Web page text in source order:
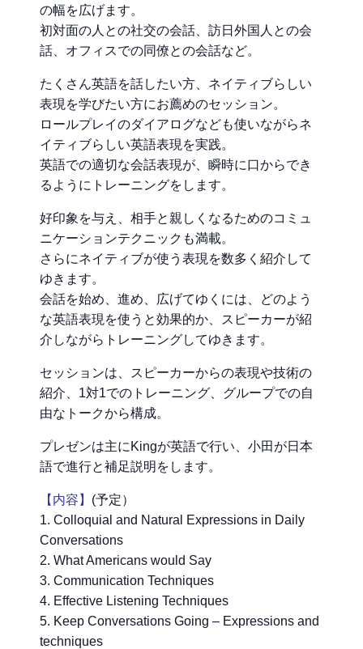
の幅を広げます。
初対面の人との社交の会話、訪日外国人との会
話、オフィスでの同僚との会話など。
たくさん英語を話したい方、ネイティブらしい
表現を学びたい方にお薦めのセッション。
ロールプレイのダイアログなども使いながらネ
イティブらしい英語表現を実践。
英語での適切な会話表現が、瞬時に口からでき
るようにトレーニングをします。
好印象を与え、相手と親しくなるためのコミュ
ニケーションテクニックも満載。
さらにネイティブが使う表現を数多く紹介して
ゆきます。
会話を始め、進め、広げてゆくには、どのよう
な英語表現を使うと効果的か、スピーカーが紹
介しながらトレーニングしてゆきます。
セッションは、スピーカーからの表現や技術の
紹介、1対1でのトレーニング、グループでの自
由なトークから構成。
プレゼンは主にKingが英語で行い、小田が日本
語で進行と補足説明をします。
【内容】 (予定）
1. Colloquial and Natural Expressions in Daily
Conversations
2. What Americans would Say
3. Communication Techniques
4. Effective Listening Techniques
5. Keep Conversations Going – Expressions and
techniques